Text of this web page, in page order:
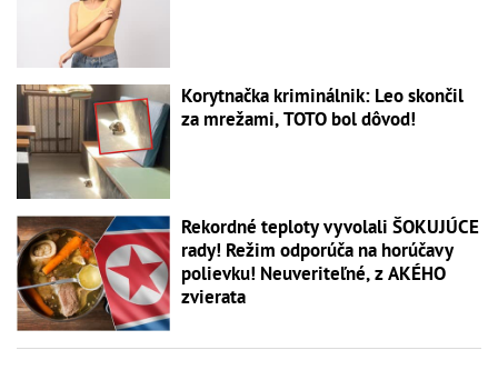
Korytnačka kriminálnik: Leo skončil
za mrežami, TOTO bol dôvod!
Rekordné teploty vyvolali ŠOKUJÚCE
rady! Režim odporúča na horúčavy
polievku! Neuveriteľné, z AKÉHO
zvierata